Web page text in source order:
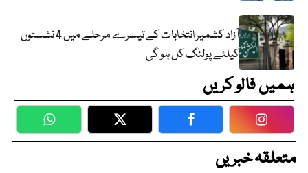
آزاد کشمیر انتخابات کے تیسرے مرحلے میں 4 نشستوں
کیلئے پولنگ کل ہو گی
ہمیں فالو کریں
WhatsApp Twitter Facebook
متعلقہ خبریں